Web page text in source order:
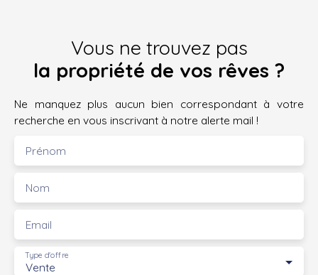
Vous ne trouvez pas
la propriété de vos rêves ?
Ne manquez plus aucun bien correspondant à votre
recherche en vous inscrivant à notre alerte mail !
Prénom
Nom
Email
Vente
Type d'offre